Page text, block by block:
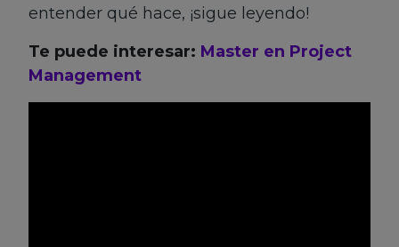
entender qué hace, ¡sigue leyendo!
Te puede interesar: Master en Project
Management